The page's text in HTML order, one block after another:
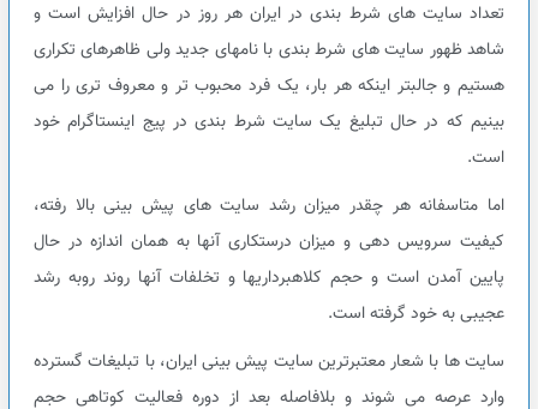
تعداد سایت های شرط بندی در ایران هر روز در حال افزایش است و
شاهد ظهور سایت های شرط بندی با نامهای جدید ولی ظاهرهای تکراری
هستیم و جالبتر اینکه هر بار، یک فرد محبوب تر و معروف تری را می
بینیم که در حال تبلیغ یک سایت شرط بندی در پیج اینستاگرام خود
است.
اما متاسفانه هر چقدر میزان رشد سایت های پیش بینی بالا رفته،
کیفیت سرویس دهی و میزان درستکاری آنها به همان اندازه در حال
پایین آمدن است و حجم کلاهبرداریها و تخلفات آنها روند روبه رشد
عجیبی به خود گرفته است.
سایت ها با شعار معتبرترین سایت پیش بینی ایران، با تبلیغات گسترده
وارد عرصه می شوند و بلافاصله بعد از دوره فعالیت کوتاهی حجم